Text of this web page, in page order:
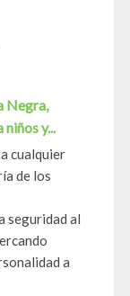
Negra,
y...
cualquier
de los
seguridad al
a